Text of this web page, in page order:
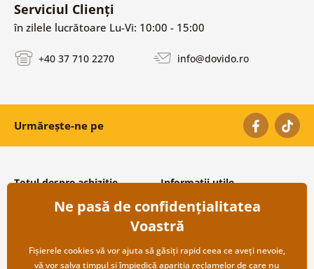
Serviciul Clienți
în zilele lucrătoare Lu-Vi: 10:00 - 15:00
+40 37 710 2270 info@dovido.ro
Urmărește-ne pe
Totul despre achiziție
Condiții și termeni generali
Protecția datelor personale
Transport și modalități de plată
Returnare
Informații utile
Despre noi
Întrebări frecvente
Contacte
Cooperare angro
Ne pasă de confidențialitatea
Voastră
Fișierele cookies vă vor ajuta să găsiți rapid ceea ce aveți nevoie,
vă vor salva timpul și împiedică apariția reclamelor de care nu